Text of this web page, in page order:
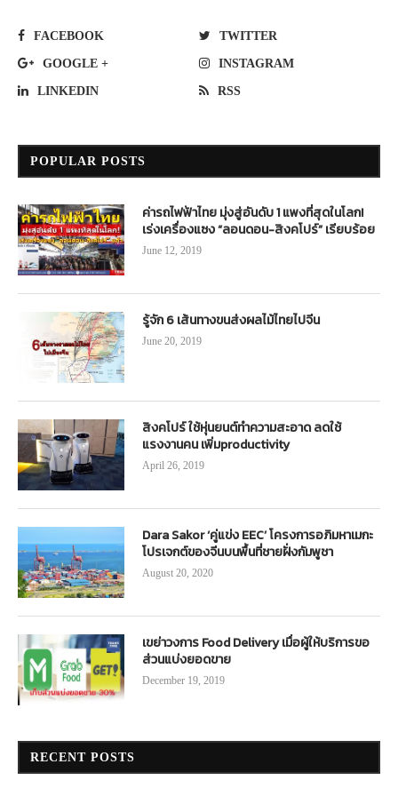
FACEBOOK TWITTER
GOOGLE + INSTAGRAM
LINKEDIN RSS
POPULAR POSTS
ค่ารถไฟฟ้าไทย มุ่งสู่อันดับ 1 แพงที่สุดในโลก!
เร่งเครื่องแซง “ลอนดอน-สิงคโปร์” เรียบร้อย
June 12, 2019
รู้จัก 6 เส้นทางขนส่งผลไม้ไทยไปจีน
June 20, 2019
สิงคโปร์ ใช้หุ่นยนต์ทำความสะอาด ลดใช้
แรงงานคน เพิ่มproductivity
April 26, 2019
Dara Sakor ‘คู่แข่ง EEC’ โครงการอภิมหาเมกะ
โปรเจกต์ของจีนบนพื้นที่ชายฝั่งกัมพูชา
August 20, 2020
เขย่าวงการ Food Delivery เมื่อผู้ให้บริการขอ
ส่วนแบ่งยอดขาย
December 19, 2019
RECENT POSTS